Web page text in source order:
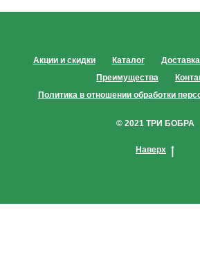
Акции и скидки Каталог
Преимущества
Политика в отношении обработки
© 2021 ТРИ БОБРА
Наверх